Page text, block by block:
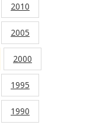
2010
2005
2000
1995
1990